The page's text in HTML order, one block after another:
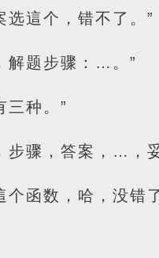
选這个，错不了。”
解题步骤：…。”
三种。”
步骤，答案，…，
个函数，哈，没错